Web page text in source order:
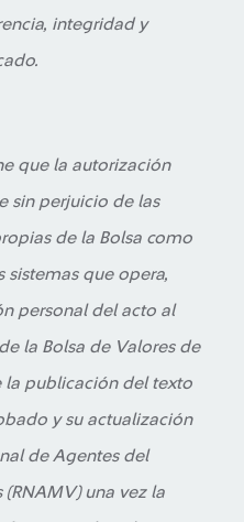
integridad y
que la autorización
sin perjuicio de las
de la Bolsa como
que opera,
personal del acto al
la Bolsa de Valores de
la publicación del texto
y su actualización
de Agentes del
una vez la